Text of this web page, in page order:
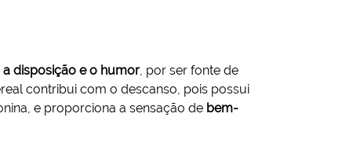
disposição e o humor , por ser fonte de
contribui com o descanso, pois possui
e proporciona a sensação de bem-